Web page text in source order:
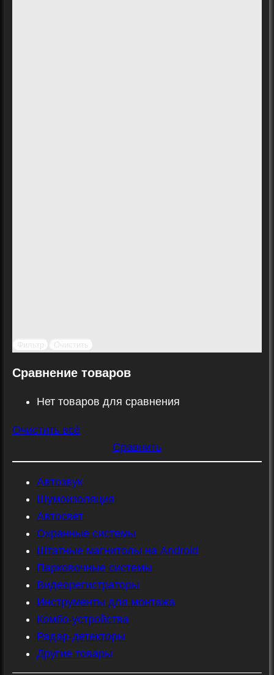
Сравнение товаров
Нет товаров для сравнения
Очистить всё
Сравнить
Автозвук
Шумоизоляция
Автосвет
Охранные системы
Штатные магнитолы на Android
Парковочные системы
Видеорегистраторы
Инструменты для монтажа
Комбо-устройства
Радар-детекторы
Другие товары